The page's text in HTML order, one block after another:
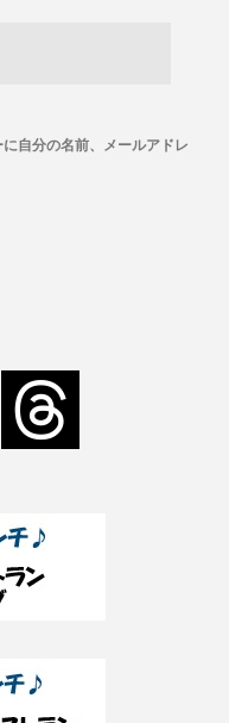
自分の名前、メールアドレ
threads